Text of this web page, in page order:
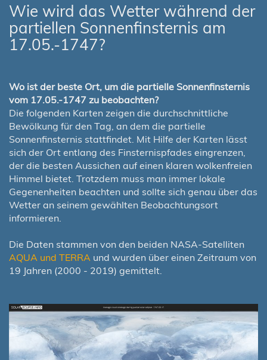
Wie wird das Wetter während der
partiellen Sonnenfinsternis am
17.05.-1747?
Wo ist der beste Ort, um die partielle Sonnenfinsternis
vom 17.05.-1747 zu beobachten?
Die folgenden Karten zeigen die durchschnittliche
Bewölkung für den Tag, an dem die partielle
Sonnenfinsternis stattfindet. Mit Hilfe der Karten lässt
sich der Ort entlang des Finsternispfades eingrenzen,
der die besten Aussichen auf einen klaren wolkenfreien
Himmel bietet. Trotzdem muss man immer lokale
Gegenenheiten beachten und sollte sich genau über das
Wetter an seinem gewählten Beobachtungsort
informieren.
Die Daten stammen von den beiden NASA-Satelliten
AQUA und TERRA und wurden über einen Zeitraum von
19 Jahren (2000 - 2019) gemittelt.